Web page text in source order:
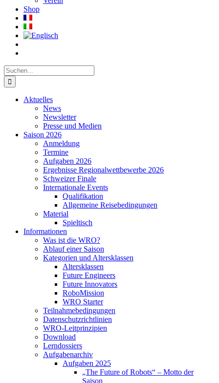
Shop
Suche
nach:
Aktuelles
News
Newsletter
Presse und Medien
Saison 2026
Anmeldung
Termine
Aufgaben 2026
Ergebnisse Regionalwettbewerbe 2026
Schweizer Finale
Internationale Events
Qualifikation
Allgemeine Reisebedingungen
Material
Spieltisch
Informationen
Was ist die WRO?
Ablauf einer Saison
Kategorien und Altersklassen
Altersklassen
Future Engineers
Future Innovators
RoboMission
WRO Starter
Teilnahmebedingungen
Datenschutzrichtlinien
WRO-Leitprinzipien
Download
Lerndossiers
Aufgabenarchiv
Aufgaben 2025
„The Future of Robots“ – Motto der
Saison